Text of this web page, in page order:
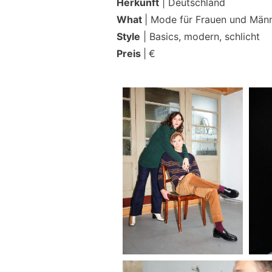
Herkunft | Deutschland
What
| Mode für Frauen und
Style | Basics, modern, schlicht
Preis
€